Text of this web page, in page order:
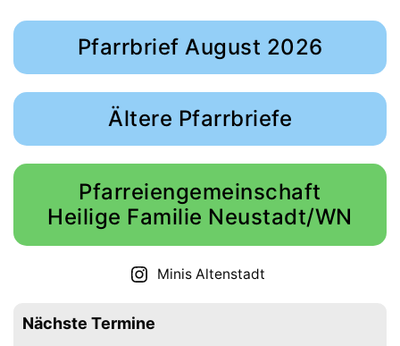
Pfarrbrief August 2026
Ältere Pfarrbriefe
Pfarreiengemeinschaft
Heilige Familie Neustadt/WN
Minis Altenstadt
Nächste Termine